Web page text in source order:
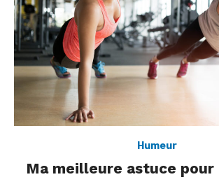
Humeur
Ma meilleure astuce